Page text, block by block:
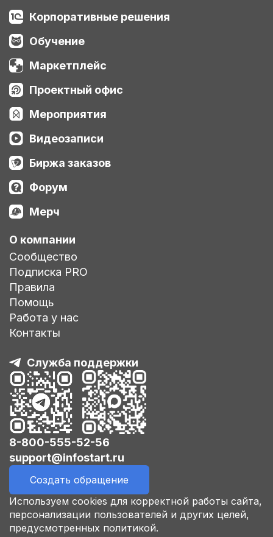
Корпоративные решения
Обучение
Маркетплейс
Проектный офис
Мероприятия
Видеозаписи
Биржа заказов
Форум
Мерч
О компании
Сообщество
Подписка PRO
Правила
Помощь
Работа у нас
Контакты
Служба поддержки
8-800-555-52-56
support@infostart.ru
Создать обращение
Используем cookies для корректной работы сайта,
персонализации пользователей и других целей,
предусмотренных политикой.